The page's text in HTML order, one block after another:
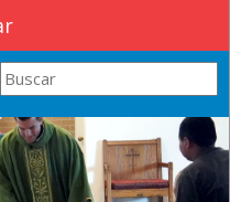
Search this site